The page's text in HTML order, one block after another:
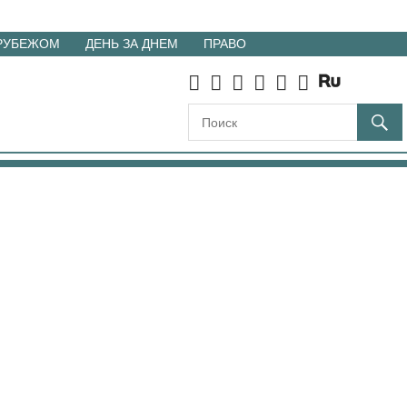
ДЕНЬ ЗА ДНЕМ ПРАВО